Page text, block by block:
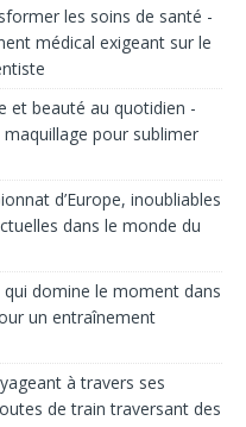
les soins de santé -
médical exigeant sur le
et beauté au quotidien -
pour sublimer
d’Europe, inoubliables
dans le monde du
qui domine le moment dans
un entraînement
à travers ses
de train traversant des